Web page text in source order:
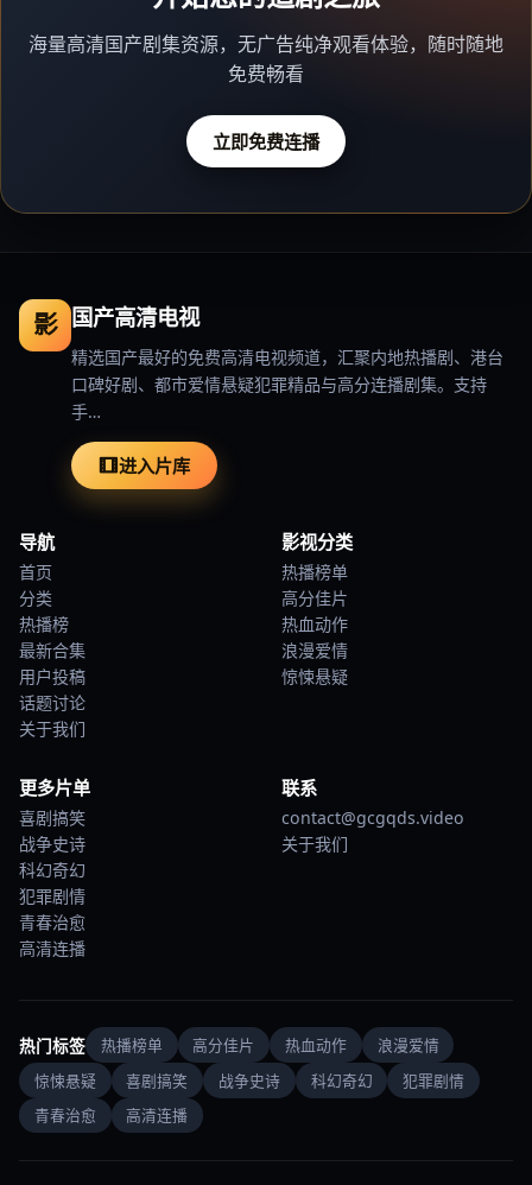
海量高清国产剧集资源，无广告纯净观看体验，随时随地
免费畅看
立即免费连播
影 国产高清电视
精选国产最好的免费高清电视频道，汇聚内地热播剧、港台
口碑好剧、都市爱情悬疑犯罪精品与高分连播剧集。支持
手…
进入片库
导航
首页
分类
热播榜
最新合集
用户投稿
话题讨论
关于我们
影视分类
热播榜单
高分佳片
热血动作
浪漫爱情
惊悚悬疑
更多片单
喜剧搞笑
战争史诗
科幻奇幻
犯罪剧情
青春治愈
高清连播
联系
contact@gcgqds.video
关于我们
热门标签 热播榜单 高分佳片 热血动作
浪漫爱情
惊悚悬疑
喜剧搞笑 战争史诗 科幻奇幻
犯罪剧情
青春治愈
高清连播